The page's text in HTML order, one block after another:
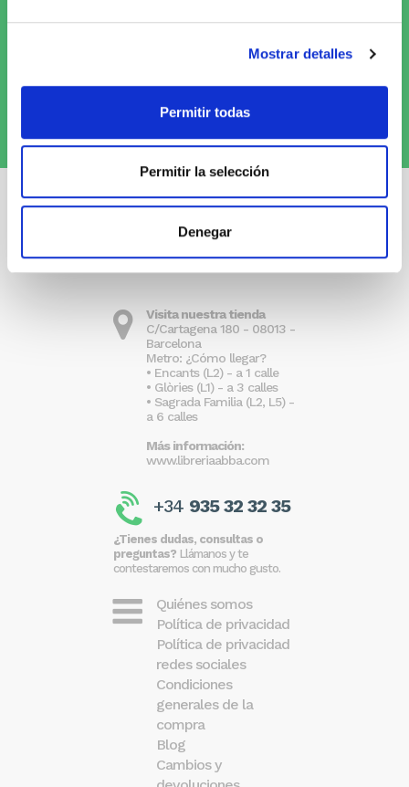
Mostrar detalles
Permitir todas
Permitir la selección
Denegar
de las novedades!
Visita nuestra tienda
C/Cartagena 180 - 08013 -
Barcelona
Metro: ¿Cómo llegar?
• Encants (L2) - a 1 calle
• Glòries (L1) - a 3 calles
• Sagrada Familia (L2, L5) -
a 6 calles
Más información:
www.libreriaabba.com
+34 935 32 32 35
¿Tienes dudas, consultas o
preguntas? Llámanos y te
contestaremos con mucho gusto.
Quiénes somos
Política de privacidad
Política de privacidad
redes sociales
Condiciones
generales de la
compra
Blog
Cambios y